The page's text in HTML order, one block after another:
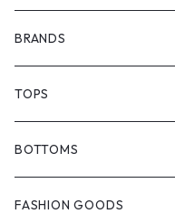
BRANDS
ASEVENORIGIN
GCORES INDUSTRIES
PlayStation
SOMSOCGALLERY
TOPS
T-shirts
Jackets
BOTTOMS
Pants
FASHION GOODS